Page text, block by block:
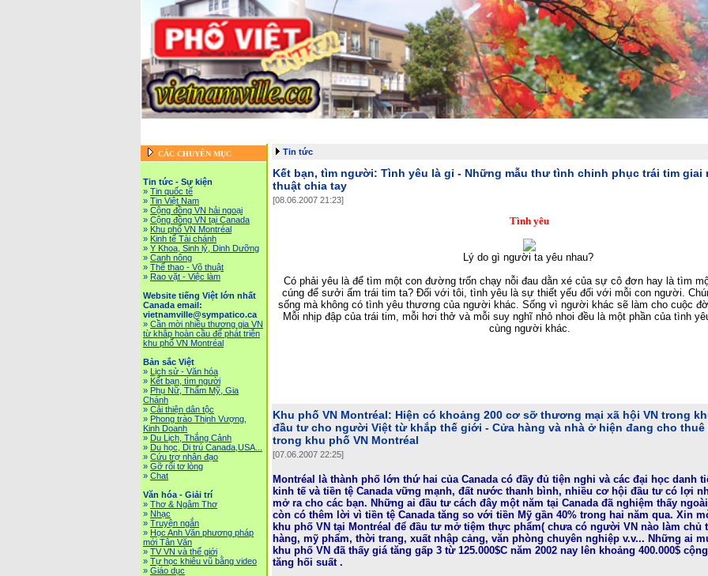
CÁC CHUYÊN MỤC
Tin tức - Sự kiện
» Tin quốc tế
» Tin Việt Nam
» Cộng đồng VN hải ngoại
» Cộng đồng VN tại Canada
» Khu phố VN Montréal
» Kinh tế Tài chánh
» Y Khoa, Sinh lý, Dinh Dưỡng
» Canh nông
» Thể thao - Võ thuật
» Rao vặt - Việc làm
Website tiếng Việt lớn nhất
Canada email:
vietnamville@sympatico.ca
» Cần mời nhiều thương gia VN
từ khắp hoàn cầu để phát triễn
khu phố VN Montréal
Bản sắc Việt
» Lịch sử - Văn hóa
» Kết bạn, tìm người
» Phụ Nữ, Thẩm Mỹ, Gia
Chánh
» Cải thiện dân tộc
» Phong trào Thịnh Vượng,
Kinh Doanh
» Du Lịch, Thắng Cảnh
» Du học, Di trú Canada,USA...
» Cứu trợ nhân đạo
» Gỡ rối tơ lòng
» Chat
Văn hóa - Giải trí
» Thơ & Ngâm Thơ
» Nhạc
» Truyện ngắn
» Học Anh Văn phương pháp
mới Tân Văn
» TV VN và thế giới
» Tự học khiêu vũ bằng video
» Giáo dục
Tin tức
Kết bạn, tìm người: Tình yêu là gỉ - Những mẫu thư tình chinh phục trái tim giai
thuật chia tay
[08.06.2007 21:23]
Tình yêu
Lý do gì người ta yêu nhau?
Có phải yêu là để tìm một con đường trốn chạy nỗi đau dằn xé của sự cô đơn hay là tìm
cúng để sưởi ấm trái tim ta? Ðối với tôi, tình yêu là sự thiết yếu đối với mỗi con người.
sống mà không có tình yêu thương của người khác. Sống vì người khác sẽ làm cho cuộc
Mỗi nhịp đập của trái tim, mỗi hơi thở và mỗi suy nghĩ nhỏ nhoi đều là một phần của tình
cùng người khác.
Khu phố VN Montréal: Hiện có khoảng 200 cơ sỡ thương mại xã hội VN trong
đầu tư cho người Việt từ khắp thế giới - Cửa hàng và nhà ở hiện đang cho thuê
trong khu phố VN Montréal
[07.06.2007 22:25]
Montréal là thành phố lớn thứ hai của Canada có đầy đủ tiện nghi và các đại học danh
kinh tế và tiền tệ Canada vững mạnh, đất nước thanh bình, nhiều cơ hội đầu tư có lợi
mở ra cho các bạn. Những ai đầu tư cách đây một năm tại Canada đã nghiệm thấy
còn có thêm lời vì tiền tệ Canada tăng so với tiền Mỹ gần 40% trong hai năm qua. Xin
khu phố VN tại Montréal để đầu tư mở tiệm thực phẩm( chưa có người VN nào làm chủ
hàng, mỹ phẩm, thời trang, xuất nhập cảng, văn phòng chuyên nghiệp v.v... Những ai
khu phố VN đã thấy giá tăng gấp 3 từ 125.000$C năm 2002 nay lên khoảng 400.000$
tăng hối suất .